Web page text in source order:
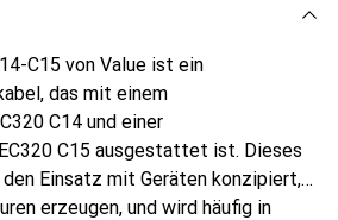
C15 von Value ist ein
das mit einem
C14 und einer
C15 ausgestattet ist. Dieses
Einsatz mit Geräten konzipiert,
erzeugen, und wird häufig in